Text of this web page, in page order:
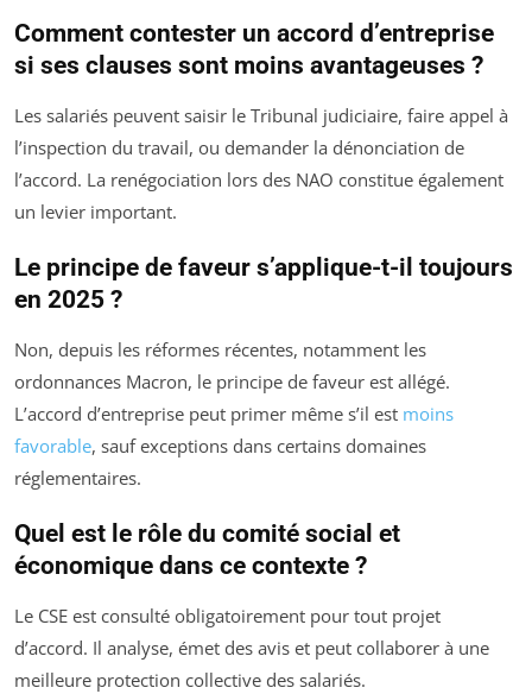
Comment contester un accord d’entreprise
si ses clauses sont moins avantageuses ?
Les salariés peuvent saisir le Tribunal judiciaire, faire appel à
l’inspection du travail, ou demander la dénonciation de
l’accord. La renégociation lors des NAO constitue également
un levier important.
Le principe de faveur s’applique-t-il toujours
en 2025 ?
Non, depuis les réformes récentes, notamment les
ordonnances Macron, le principe de faveur est allégé.
L’accord d’entreprise peut primer même s’il est moins
favorable, sauf exceptions dans certains domaines
réglementaires.
Quel est le rôle du comité social et
économique dans ce contexte ?
Le CSE est consulté obligatoirement pour tout projet
d’accord. Il analyse, émet des avis et peut collaborer à une
meilleure protection collective des salariés.